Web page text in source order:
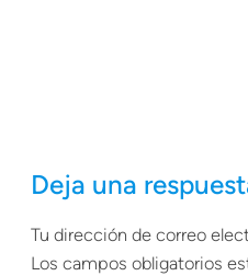
Deja una
Tu dirección de correo
Los campos obligatorios